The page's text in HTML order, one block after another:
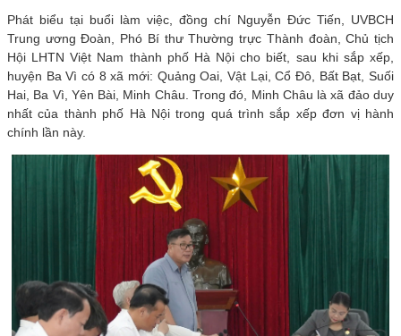
Phát biểu tại buổi làm việc, đồng chí Nguyễn Đức Tiến, UVBCH
Trung ương Đoàn, Phó Bí thư Thường trực Thành đoàn, Chủ tịch
Hội LHTN Việt Nam thành phố Hà Nội cho biết, sau khi sắp xếp,
huyện Ba Vì có 8 xã mới: Quảng Oai, Vật Lại, Cổ Đô, Bất Bạt, Suối
Hai, Ba Vì, Yên Bài, Minh Châu. Trong đó, Minh Châu là xã đảo duy
nhất của thành phố Hà Nội trong quá trình sắp xếp đơn vị hành
chính lần này.